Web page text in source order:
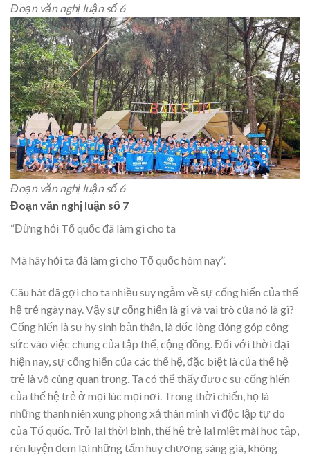
Đoạn văn nghị luận số 6
Đoạn văn nghị luận số 6
Đoạn văn nghị luận số 7
“Đừng hỏi Tổ quốc đã làm gì cho ta
Mà hãy hỏi ta đã làm gì cho Tổ quốc hôm nay”.
Câu hát đã gợi cho ta nhiều suy ngẫm về sự cống hiến của thế
hệ trẻ ngày nay. Vậy sự cống hiến là gì và vai trò của nó là gì?
Cống hiến là sự hy sinh bản thân, là dốc lòng đóng góp công
sức vào việc chung của tập thể, cộng đồng. Đối với thời đại
hiện nay, sự cống hiến của các thế hệ, đặc biệt là của thế hệ
trẻ là vô cùng quan trọng. Ta có thể thấy được sự cống hiến
của thế hệ trẻ ở mọi lúc mọi nơi. Trong thời chiến, họ là
những thanh niên xung phong xả thân mình vì độc lập tự do
của Tổ quốc. Trở lại thời bình, thế hệ trẻ lại miệt mài học tập,
rèn luyện đem lại những tấm huy chương sáng giá, không